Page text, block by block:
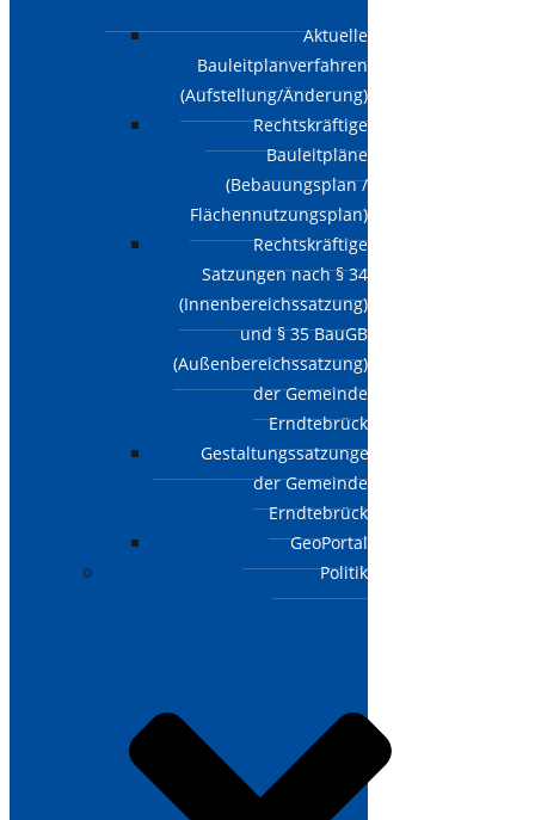
Aktuelle
Bauleitplanverfahren
(Aufstellung/Änderung)
Rechtskräftige
Bauleitpläne
(Bebauungsplan /
Flächennutzungsplan)
Rechtskräftige
Satzungen nach § 34
(Innenbereichssatzung)
und § 35 BauGB
(Außenbereichssatzung)
der Gemeinde
Erndtebrück
Gestaltungssatzungen
der Gemeinde
Erndtebrück
GeoPortal
Politik